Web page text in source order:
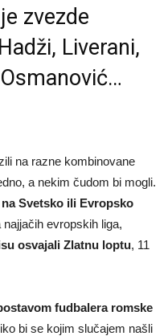
zvezde
Liverani,
na razne kombinovane
a nekim čudom bi mogli.
Svetsko ili Evropsko
najjačih evropskih liga,
osvajali Zlatnu loptu, 11
fudbalera romske
bi se kojim slučajem našli